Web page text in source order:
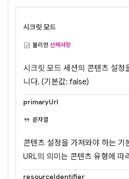
시크릿 모드
불리언 선택사항
시크릿 모드 세션의 콘텐츠 설정
니다. (기본값: false)
primaryUrl
문자열
콘텐츠 설정을 가져와야 하는 기
URL의 의미는 콘텐츠 유형에 따
resourceIdentifier